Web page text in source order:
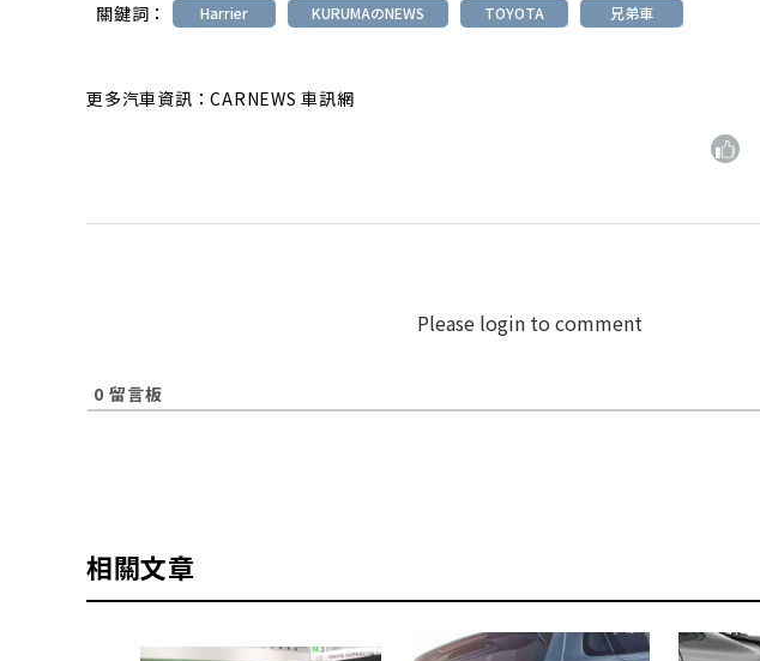
關鍵詞： Harrier KURUMAのNEWS TOYOTA 兄弟車
更多汽車資訊：CARNEWS 車訊網
Please login to comment
0 留言板
相關文章